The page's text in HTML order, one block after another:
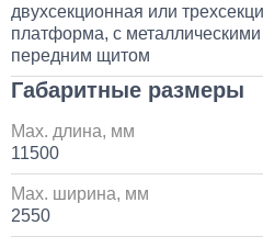
двухсекционная или
платформа, с
передним щитом
Габаритные размеры
Max. длина, мм
11500
Max. ширина, мм
2550